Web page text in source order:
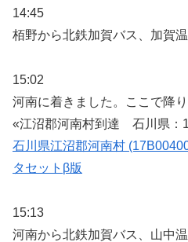
14:45
栢野から北鉄加賀バス、加賀
15:02
河南に着きました。ここで降り
«江沼郡河南村到達 石川県：
石川県江沼郡河南村
タセットβ版
15:13
河南から北鉄加賀バス、山中